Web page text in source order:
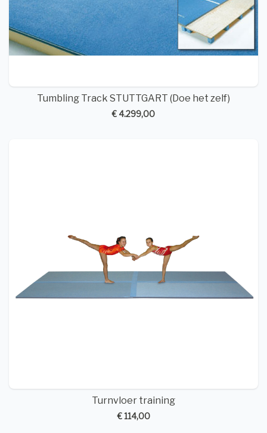
Tumbling Track STUTTGART (Doe het zelf)
€ 4.299,00
Turnvloer training
€ 114,00